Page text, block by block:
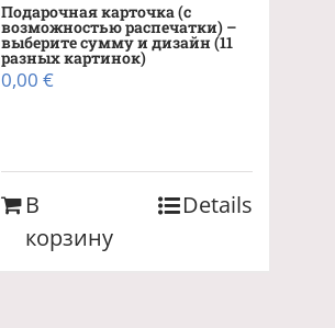
Подарочная карточка (с
возможностью распечатки) –
выберите сумму и дизайн (11
разных картинок)
0,00€
В
корзину
Details